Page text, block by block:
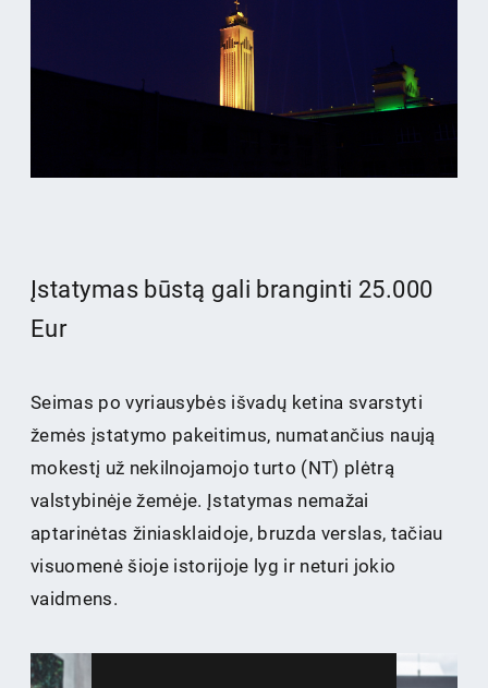
Įstatymas būstą gali branginti 25.000
Eur
Seimas po vyriausybės išvadų ketina svarstyti
žemės įstatymo pakeitimus, numatančius naują
mokestį už nekilnojamojo turto (NT) plėtrą
valstybinėje žemėje. Įstatymas nemažai
aptarinėtas žiniasklaidoje, bruzda verslas, tačiau
visuomenė šioje istorijoje lyg ir neturi jokio
vaidmens.